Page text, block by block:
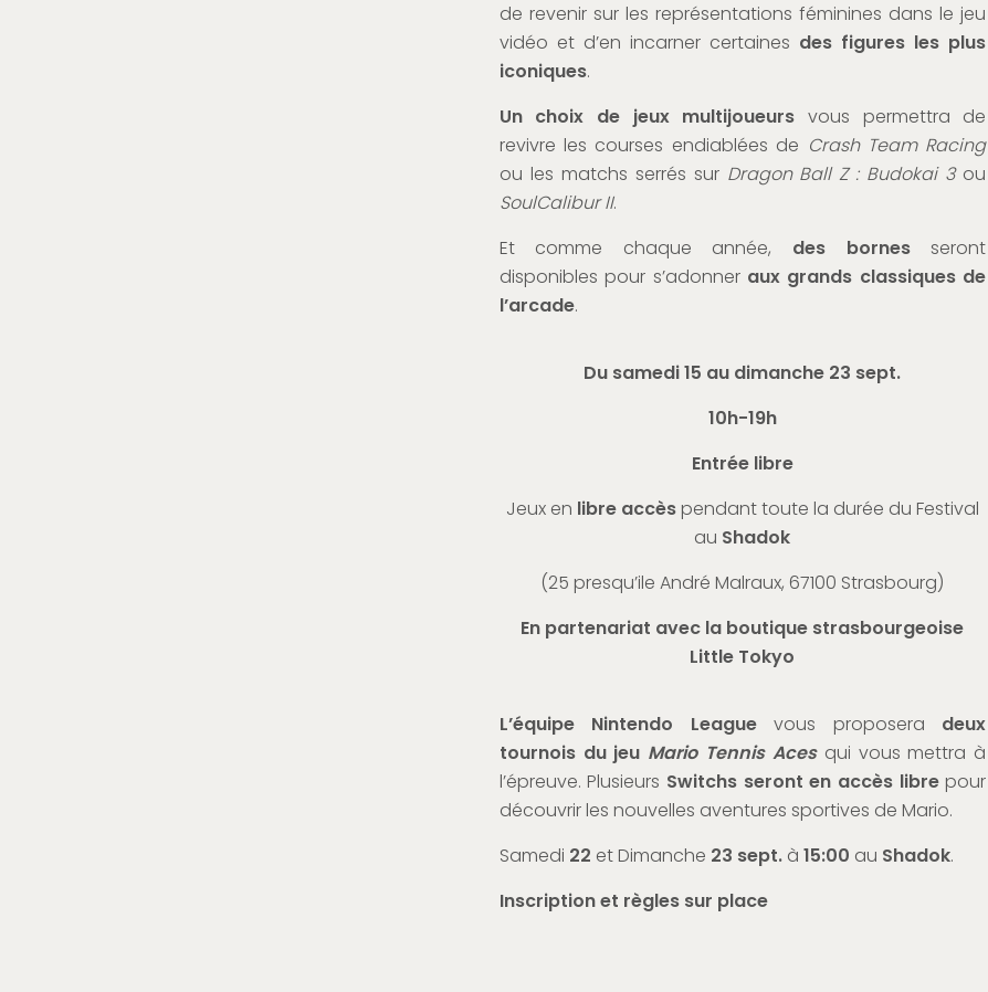
de revenir sur les représentations féminines dans le jeu
vidéo et d’en incarner certaines des figures les plus
iconiques.
Un choix de jeux multijoueurs vous permettra de
revivre les courses endiablées de Crash Team Racing
ou les matchs serrés sur Dragon Ball Z : Budokai 3ou
SoulCalibur II.
Et comme chaque année, des bornesseront
disponibles pour s’adonneraux grands classiques de
l’arcade.
Du samedi 15 au dimanche 23 sept.
10h-19h
Entrée libre
Jeux en libre accèspendant toute la durée du Festival
au Shadok
(25 presqu’ile André Malraux, 67100 Strasbourg)
En partenariat avec la boutique strasbourgeoise
Little Tokyo
L’équipe Nintendo Leaguevous proposera deux
tournois du jeu Mario Tennis Acesqui vous mettra à
l’épreuve. Plusieurs Switchs seront en accès librepour
découvrir les nouvelles aventures sportives de Mario.
Samedi 22 et Dimanche 23 sept.à 15:00 au Shadok.
Inscription et règles sur place